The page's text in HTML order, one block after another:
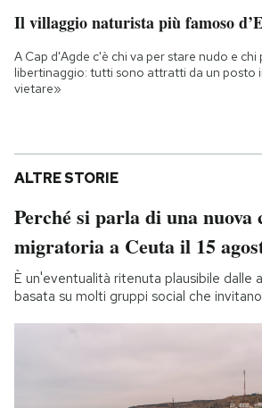
Il villaggio naturista più famoso
A Cap d'Agde c'è chi va per stare nudo e chi
libertinaggio: tutti sono attratti da un posto
vietare»
ALTRE STORIE
Perché si parla di una nuova
migratoria a Ceuta il 15
È un'eventualità ritenuta plausibile dalle
basata su molti gruppi social che